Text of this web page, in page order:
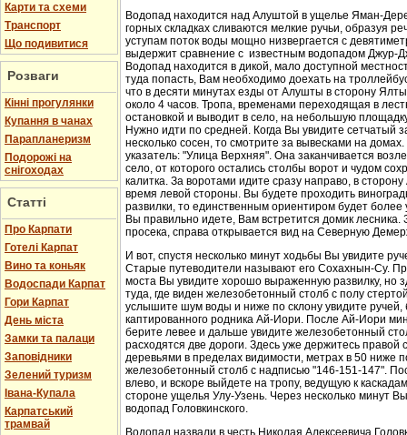
Карти та схеми
Транспорт
Що подивитися
Розваги
Кінні прогулянки
Купання в чанах
Парапланеризм
Подорожі на
снігоходах
Статті
Про Карпати
Готелі Карпат
Вино та коньяк
Водоспади Карпат
Гори Карпат
День міста
Замки та палаци
Заповідники
Зелений туризм
Івана-Купала
Карпатський
трамвай
Водопад находится над Алуштой в ущелье Яман-
горных складках сливаются мелкие ручьи, образуя
уступам поток воды мощно низвергается с
выдержит сравнение с известным водопадом Джур-
Водопад находится в дикой, мало доступной
туда попасть, Вам необходимо доехать на
что в десяти минутах езды от Алушты в сторону
около 4 часов. Тропа, временами переходящая в
остановкой и выводит в село, на небольшую
Нужно идти по средней. Когда Вы увидите сетчатый
несколько сосен, то смотрите за вывесками на
указатель: "Улица Верхняя". Она заканчивается
село, от которого остались столбы ворот и чудом
калитка. За воротами идите сразу направо, в
время левой стороны. Вы будете проходить
развилки, то единственным ориентиром будет более
Вы правильно идете, Вам встретится домик лесника.
просека, справа открывается вид на Северную
И вот, спустя несколько минут ходьбы Вы увидите
Старые путеводители называют его Сохахнын-Су.
моста Вы увидите хорошо выраженную развилку, но
туда, где виден железобетонный столб с полу
услышите шум воды и ниже по склону увидите
каптированного родника Ай-Иори. После Ай-Иори
берите левее и дальше увидите железобетонный
расходятся две дороги. Здесь уже держитесь правой
деревьями в пределах видимости, метрах в 50 ниже
железобетонный столб с надписью "146-151-147".
влево, и вскоре выйдете на тропу, ведущую к
стороне ущелья Улу-Узень. Через несколько минут
водопад Головкинского.
Водопад назвали в честь Николая Алексеевича